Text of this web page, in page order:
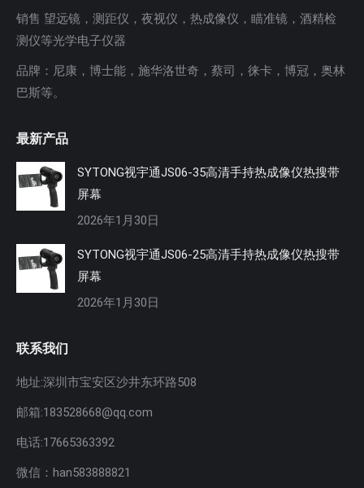
销售 望远镜，测距仪，夜视仪，热成像仪，瞄准镜，酒精检
测仪等光学电子仪器
品牌：尼康，博士能，施华洛世奇，蔡司，徕卡，博冠，奥林
巴斯等。
最新产品
SYTONG视宇通JS06-35高清手持热成像仪热搜带
屏幕
2026年1月30日
SYTONG视宇通JS06-25高清手持热成像仪热搜带
屏幕
2026年1月30日
联系我们
地址:深圳市宝安区沙井东环路508
邮箱:183528668@qq.com
电话:17665363392
微信：han583888821